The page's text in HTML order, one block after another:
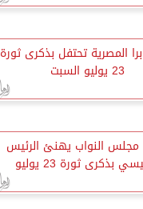
المصرية تحتفل بذكرى ثورة
23 يوليو السبت
النواب يهنئ الرئيس
بذكرى ثورة 23 يوليو